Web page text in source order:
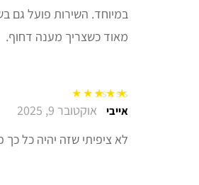
במיוחד. השירות פועל גם
מאוד כשצריך מענה דחוף.
דורג5מתוך 5אייבי אוקטובר 9, 2025
לא ציפיתי שזה יהיה כל כך